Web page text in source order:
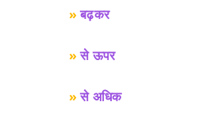
»बढ़कर
»से ऊपर
»से अधिक